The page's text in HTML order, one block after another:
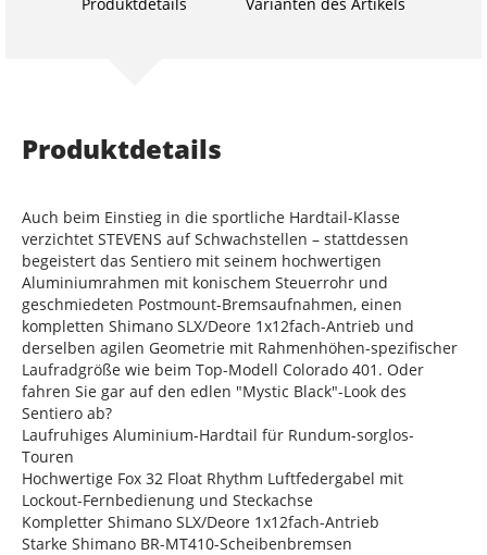
Produktdetails
Auch beim Einstieg in die sportliche Hardtail-Klasse
verzichtet STEVENS auf Schwachstellen – stattdessen
begeistert das Sentiero mit seinem hochwertigen
Aluminiumrahmen mit konischem Steuerrohr und
geschmiedeten Postmount-Bremsaufnahmen, einen
kompletten Shimano SLX/Deore 1x12fach-Antrieb und
derselben agilen Geometrie mit Rahmenhöhen-spezifischer
Laufradgröße wie beim Top-Modell Colorado 401. Oder
fahren Sie gar auf den edlen "Mystic Black"-Look des
Sentiero ab?
Laufruhiges Aluminium-Hardtail für Rundum-sorglos-
Touren
Hochwertige Fox 32 Float Rhythm Luftfedergabel mit
Lockout-Fernbedienung und Steckachse
Kompletter Shimano SLX/Deore 1x12fach-Antrieb
Starke Shimano BR-MT410-Scheibenbremsen